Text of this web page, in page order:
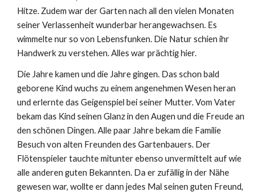
Hitze. Zudem war der Garten nach all den vielen Monaten
seiner Verlassenheit wunderbar herangewachsen. Es
wimmelte nur so von Lebensfunken. Die Natur schien ihr
Handwerk zu verstehen. Alles war prächtig hier.
Die Jahre kamen und die Jahre gingen. Das schon bald
geborene Kind wuchs zu einem angenehmen Wesen heran
und erlernte das Geigenspiel bei seiner Mutter. Vom Vater
bekam das Kind seinen Glanz in den Augen und die Freude an
den schönen Dingen. Alle paar Jahre bekam die Familie
Besuch von alten Freunden des Gartenbauers. Der
Flötenspieler tauchte mitunter ebenso unvermittelt auf wie
alle anderen guten Bekannten. Da er zufällig in der Nähe
gewesen war, wollte er dann jedes Mal seinen guten Freund,